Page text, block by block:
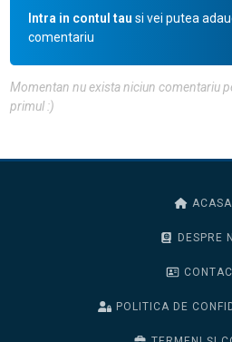
Intra in contul tau si vei putea
comentariu
Momentan nu exista niciun comentariu
primul :)
ACASA
DESPRE
POLITICA DE